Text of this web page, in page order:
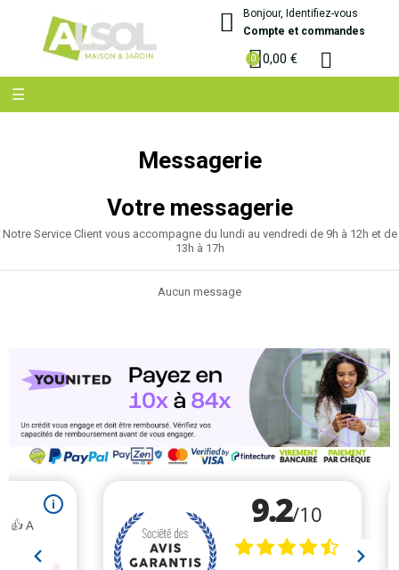
Bonjour, Identifiez-vous
Compte et commandes
0,00 €
Basculer
la
☰
Messagerie
Votre messagerie
Notre Service Client vous accompagne du lundi au vendredi de 9h à 12h et de
13h à 17h
Aucun message